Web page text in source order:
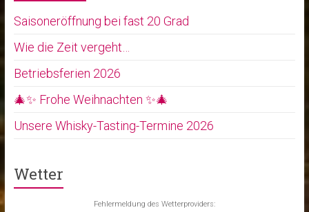
Saisoneröffnung bei fast 20 Grad
Wie die Zeit vergeht…
Betriebsferien 2026
🎄✨ Frohe Weihnachten ✨🎄
Unsere Whisky-Tasting-Termine 2026
Wetter
Fehlermeldung des Wetterproviders: